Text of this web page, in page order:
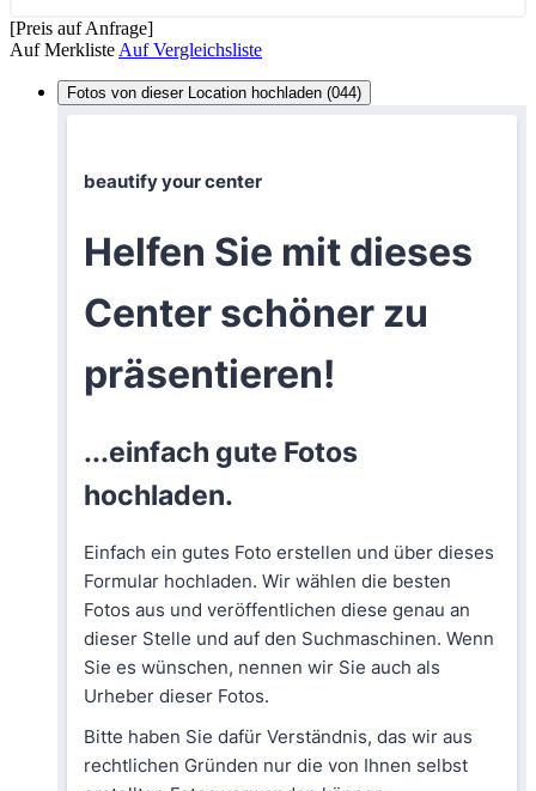
[Preis auf Anfrage]
Auf Merkliste Auf Vergleichsliste
Fotos von dieser Location hochladen (044)